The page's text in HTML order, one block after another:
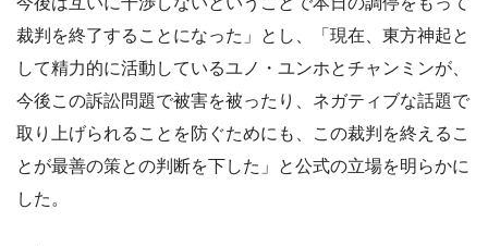
裁判を終了することになった」とし、「現在、東方神起と
して精力的に活動しているユノ・ユンホとチャンミンが、
今後この訴訟問題で被害を被ったり、ネガティブな話題で
取り上げられることを防ぐためにも、この裁判を終えるこ
とが最善の策との判断を下した」と公式の立場を明らかに
した。